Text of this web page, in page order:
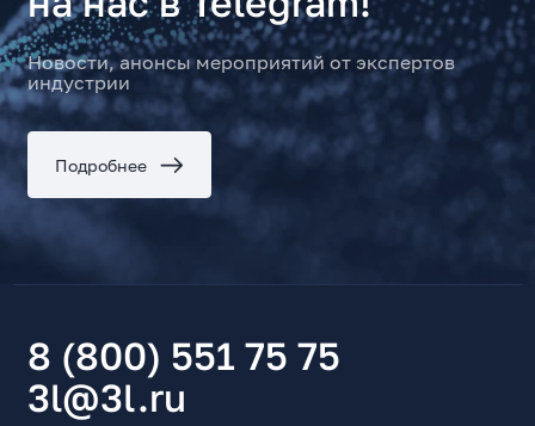
Новости, анонсы мероприятий от экспертов
индустрии
Подробнее
8 (800) 551 75 75
3l@3l.ru